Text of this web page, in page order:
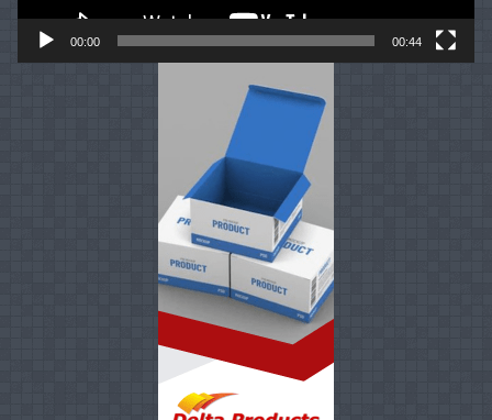
00:00 00:44